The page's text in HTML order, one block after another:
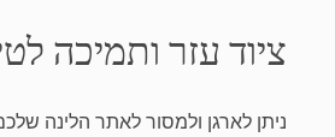
ציוד עזר ותמיכה
ניתן לארגן ולמסור לאתר הלינה